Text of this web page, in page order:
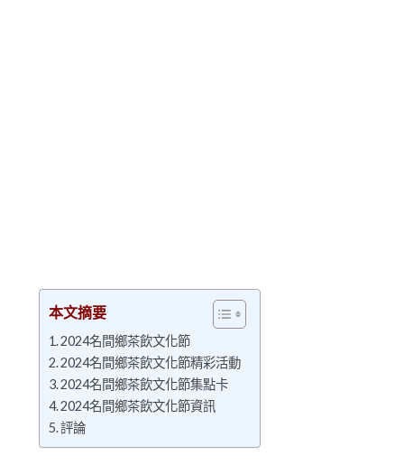
本文摘要
2024名間鄉茶飲文化節
2024名間鄉茶飲文化節精彩活動
2024名間鄉茶飲文化節集點卡
2024名間鄉茶飲文化節資訊
評論